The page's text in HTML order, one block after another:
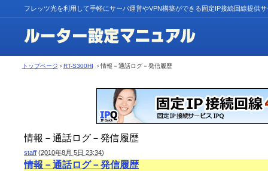
フレッツ光を利用して手軽にサーバ運営やVPN構築ができる固定IP接続回線提供
トップページ › RT-S300HI › 情報－通話ログ－発信履歴
情報－通話ログ－発信履歴
staff (2010年8月 5日 23:34)
情報－通話ログ－発信履歴